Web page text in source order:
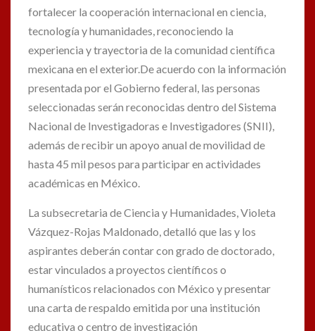
fortalecer la cooperación internacional en ciencia,
tecnología y humanidades, reconociendo la
experiencia y trayectoria de la comunidad científica
mexicana en el exterior.De acuerdo con la información
presentada por el Gobierno federal, las personas
seleccionadas serán reconocidas dentro del Sistema
Nacional de Investigadoras e Investigadores (SNII),
además de recibir un apoyo anual de movilidad de
hasta 45 mil pesos para participar en actividades
académicas en México.
La subsecretaria de Ciencia y Humanidades, Violeta
Vázquez-Rojas Maldonado, detalló que las y los
aspirantes deberán contar con grado de doctorado,
estar vinculados a proyectos científicos o
humanísticos relacionados con México y presentar
una carta de respaldo emitida por una institución
educativa o centro de investigación